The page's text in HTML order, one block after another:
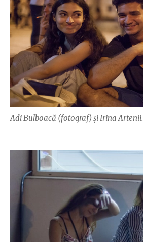
Adi Bulboacă (fotograf) și Irina Artenii.